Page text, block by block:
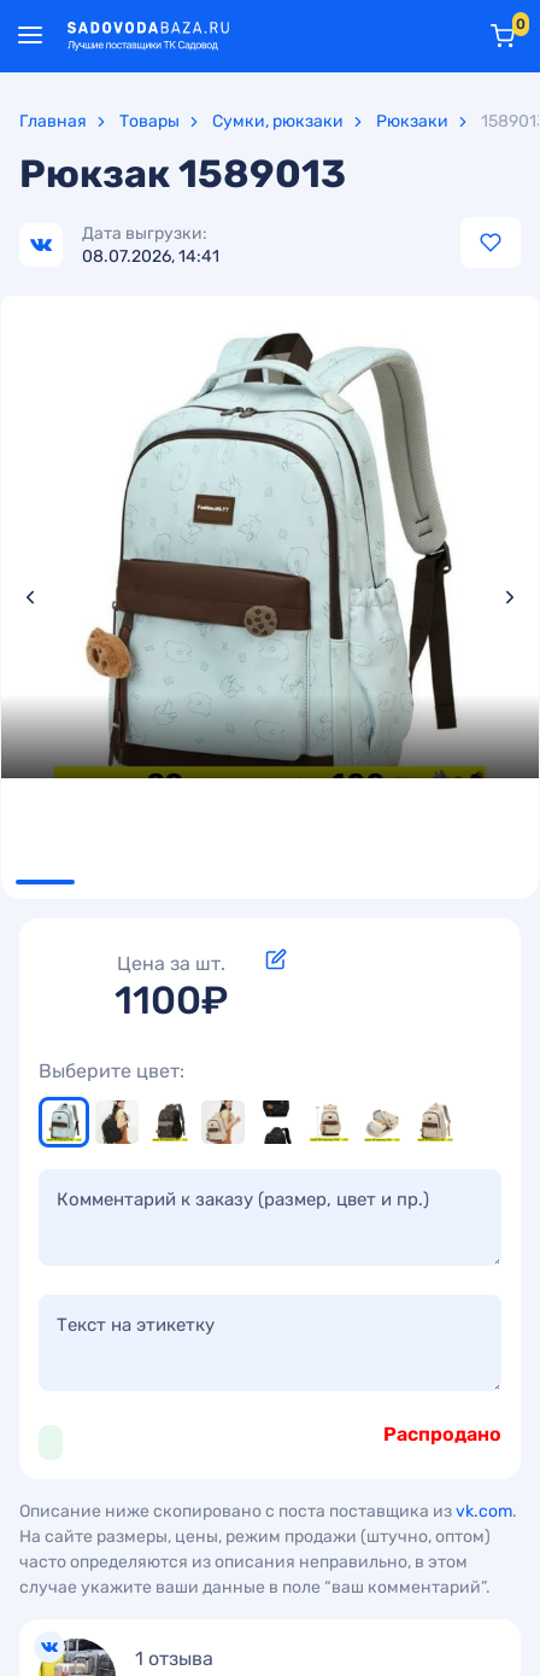
0
Главная Товары Сумки, рюкзаки Рюкзаки
Рюкзак1589013
Дата выгрузки:
08.07.2026, 14:41
Описание ниже скопировано с поста поставщика изvk.com.
На сайте размеры, цены, режим продажи (штучно, оптом)
часто определяются из описания неправильно, в этом
случае укажите ваши данные в поле “ваш комментарий”.
1 отзыва
Цена за шт.
1100₽
Выберите цвет:
Комментарий к заказу (размер, цвет и пр.)
Текст на этикетку
Распродано